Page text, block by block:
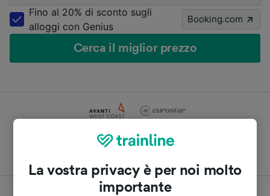
Fino al 20% di sconto sugli
alloggi con Genius
Booking.com
Cerca il miglior prezzo
pullman
La vostra privacy è per noi molto
importante